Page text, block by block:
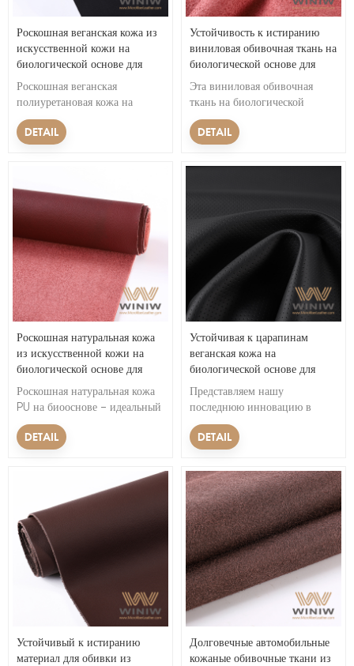
Роскошная веганская кожа из
искусственной кожи на
биологической основе для
автомобильной кожи
Роскошная веганская
полиуретановая кожа на
биологической основе —
прекрасный пример того, как
внешнему виду и высокому
качеству этот материал
является отличным выбором
для автомобильной
промышленности.
DETAIL
Устойчивость к истиранию
виниловая обивочная ткань на
биологической основе для
автомобилей
Эта виниловая обивочная
ткань на биологической
основе — идеальный выбор
для салона автомобиля. Он
стойкость к истиранию,
DETAIL
Роскошная натуральная кожа
из искусственной кожи на
биологической основе для
салона автомобиля
Роскошная натуральная кожа
PU на биооснове – идеальный
материал для салона
автомобиля. Он предлагает
экологически чистым. Этот
тип кожи изготавливается из
возобновляемых ресурсов,
таких как растительные
материалы, что делает его
экологически безопасным
выбором.&nbsp;&nbsp;
DETAIL
Устойчивая к царапинам
веганская кожа на
биологической основе для
обивки автомобиля
Представляем нашу
последнюю инновацию в
автомобильной обивке —
устойчивую к царапинам
биологической основе! Этот
экологически чистый и
безопасный для животных
материал предлагает такой же
роскошный вид и
долговечность, как и
традиционная кожа, но с
дополнительными
преимуществами.
DETAIL
Устойчивый к истиранию
материал для обивки из
Долговечные автомобильные
кожаные обивочные ткани из